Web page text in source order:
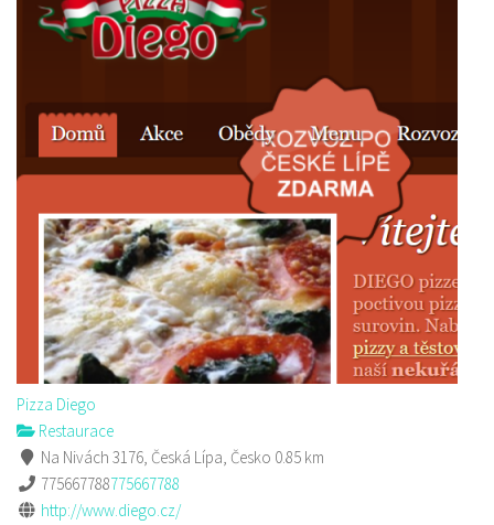
Pizza Diego
Restaurace
Na Nivách 3176, Česká Lípa, Česko 0.85 km
775667788775667788
http://www.diego.cz/